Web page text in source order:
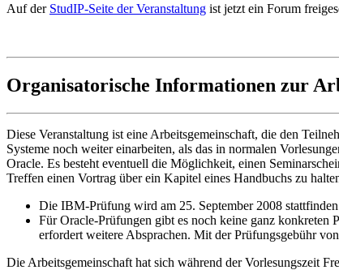
Auf der StudIP-Seite der Veranstaltung ist jetzt ein Forum
Organisatorische Informationen zur
Diese Veranstaltung ist eine Arbeitsgemeinschaft, die den
Systeme noch weiter einarbeiten, als das in normalen
Oracle. Es besteht eventuell die Möglichkeit, einen
Treffen einen Vortrag über ein Kapitel eines Handbuchs zu
Die IBM-Prüfung wird am 25. September 2008
Für Oracle-Prüfungen gibt es noch keine ganz konkreten
erfordert weitere Absprachen. Mit der Prüfungsgebühr
Die Arbeitsgemeinschaft hat sich während der Vorlesungszeit